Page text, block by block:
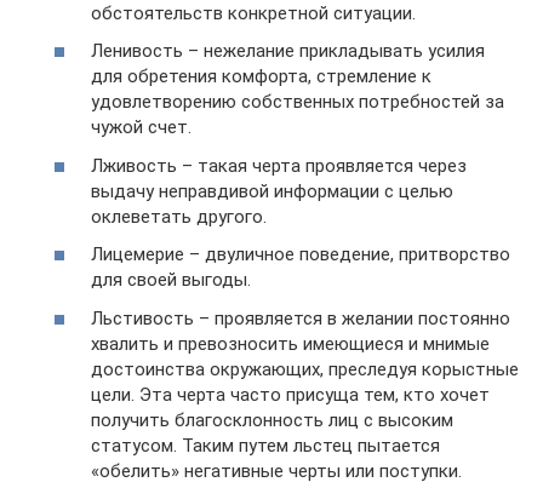
обстоятельств конкретной ситуации.
Ленивость – нежелание прикладывать усилия
для обретения комфорта, стремление к
удовлетворению собственных потребностей за
чужой счет.
Лживость – такая черта проявляется через
выдачу неправдивой информации с целью
оклеветать другого.
Лицемерие – двуличное поведение, притворство
для своей выгоды.
Льстивость – проявляется в желании постоянно
хвалить и превозносить имеющиеся и мнимые
достоинства окружающих, преследуя корыстные
цели. Эта черта часто присуща тем, кто хочет
получить благосклонность лиц с высоким
статусом. Таким путем льстец пытается
«обелить» негативные черты или поступки.